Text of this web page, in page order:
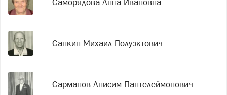
Санкин Михаил Полуэктович
Сарманов Анисим Пантелеймонович